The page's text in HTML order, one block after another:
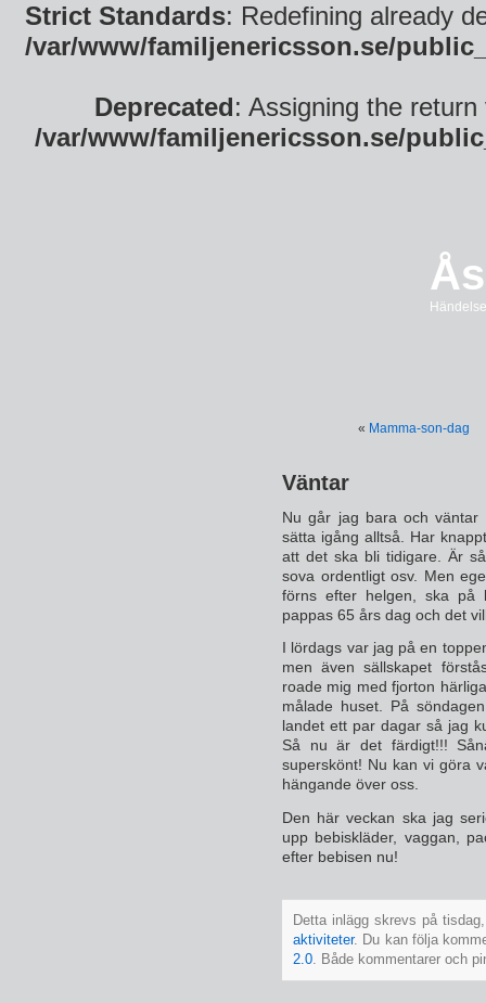
Strict Standards: Redefining already
/var/www/familjenericsson.se/
Deprecated: Assigning the
/var/www/familjenericsson.se/
« Mamma-son-dag
Väntar
Nu går jag bara och
sätta igång alltså. Har
att det ska bli tidigare. Är
sova ordentligt osv. Men
förns efter helgen, ska på
pappas 65 års dag och det
I lördags var jag på en
men även sällskapet
roade mig med fjorton
målade huset. På
landet ett par dagar så jag
Så nu är det färdigt!!!
superskönt! Nu kan vi göra
hängande över oss.
Den här veckan ska jag
upp bebiskläder, vaggan,
efter bebisen nu!
Detta inlägg skrevs på
aktiviteter. Du kan följa
2.0 . Både kommentarer och